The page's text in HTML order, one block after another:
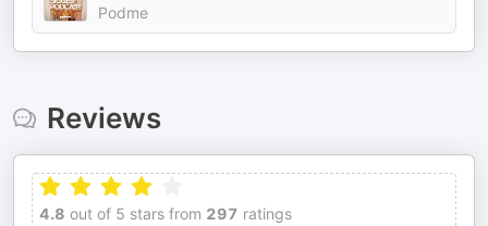
Podme
Reviews
4.8 out of 5 stars from 297 ratings